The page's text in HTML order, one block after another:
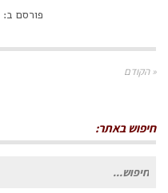
פורסם ב:
« הקודם
חיפוש באתר:
חיפוש